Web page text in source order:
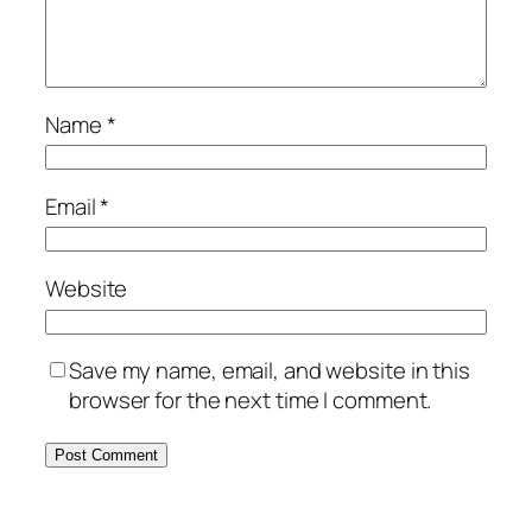
Name*
Email*
Website
Save my name, email, and website in this
browser for the next time I comment.